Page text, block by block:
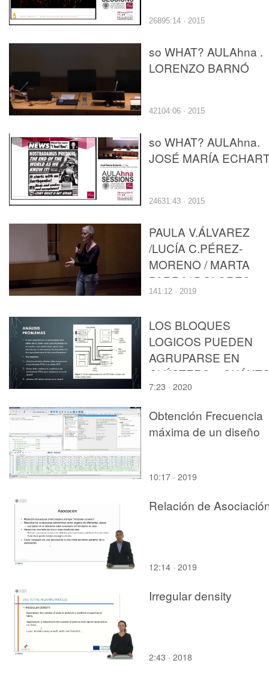
26895:14 · 2015
so WHAT? AULAhna .
LORENZO BARNÓ
42104:06 · 2015
so WHAT? AULAhna.
JOSÉ MARÍA
24631:43 · 2015
PAULA V.ÁLVAREZ
/LUCÍA C.PÉREZ-
MORENO / MARTA
PARRA/ DOLORES
VICTORIA RUIZ/
WOMEN TAKE
COMMAND.
141:12 · 2019
LOS BLOQUES
LOGICOS PUEDEN
AGRUPARSE EN
CLÚSTERS.
BLOQUES HABRIA
CLUSTER?
7:23 · 2020
Obtención Frecuencia
máxima de un diseño
10:17 · 2019
Relación de
12:14 · 2019
Irregular density
2:43 · 2018